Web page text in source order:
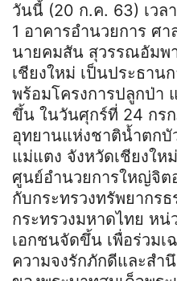
วันนี้ (20 ก.ค. 63) เวล
1 อาคารอำนวยการ ศา
นายคมสัน สุวรรณอัมพ
เชียงใหม่ เป็นประธาน
พร้อมโครงการปลูกป่า
ขึ้น ในวันศุกร์ที่ 24 กร
อุทยานแห่งชาติน้ำตกบั
แม่แตง จังหวัดเชียงให
ศูนย์อำนวยการใหญ่จิต
กับกระทรวงทรัพยากร
กระทรวงมหาดไทย ห
เอกชนจัดขึ้น เพื่อร่วมเ
ความจงรักภักดีและส